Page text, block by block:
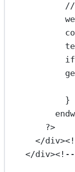
//
if
}
?>
</div
</div><!--